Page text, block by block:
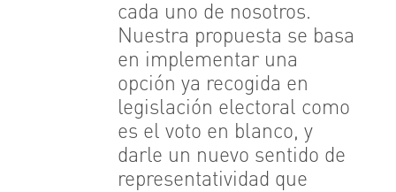
cada uno de nosotros.
Nuestra propuesta se basa
en implementar una
opción ya recogida en
legislación electoral como
es el voto en blanco, y
darle un nuevo sentido de
representatividad que